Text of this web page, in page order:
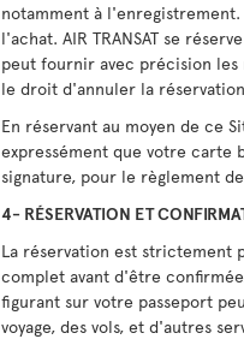
notamment à
l'achat. AIR TRANSAT se
peut fournir avec précision les
le droit d'annuler la
En réservant au moyen de ce
expressément que votre carte
signature, pour le règlement
4- RÉSERVATION ET
La réservation est strictement
complet avant d'être
figurant sur votre passeport
voyage, des vols, et d'autres